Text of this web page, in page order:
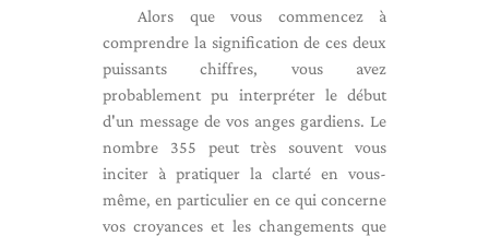
Alors que vous commencez à
comprendre la signification de ces deux
puissants chiffres, vous avez
probablement pu interpréter le début
d'un message de vos anges gardiens. Le
nombre 355 peut très souvent vous
inciter à pratiquer la clarté en vous-
même, en particulier en ce qui concerne
vos croyances et les changements que